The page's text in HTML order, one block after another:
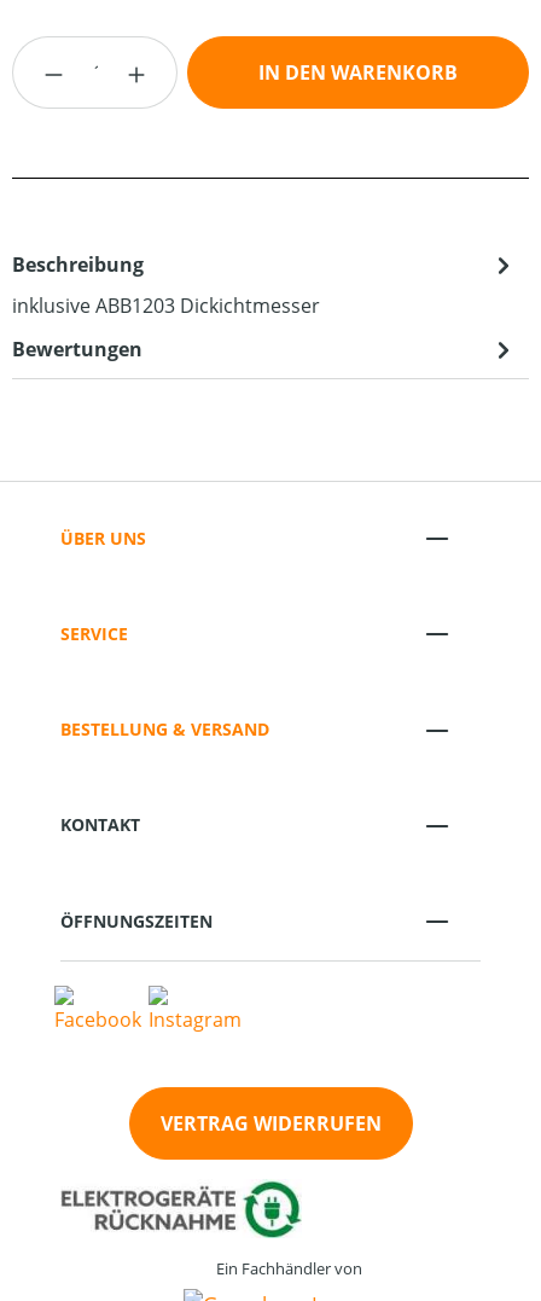
Produkt Anzahl: Gib den gewünschten
IN DEN WARENKORB
Beschreibung
inklusive ABB1203 Dickichtmesser
Bewertungen
ÜBER UNS
SERVICE
BESTELLUNG & VERSAND
KONTAKT
ÖFFNUNGSZEITEN
VERTRAG WIDERRUFEN
Ein Fachhändler von